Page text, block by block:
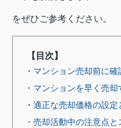
をぜひご参考ください。
【目次】
・マンション売却前に
・マンションを早く売
・適正な売却価格の設
・売却活動中の注意点